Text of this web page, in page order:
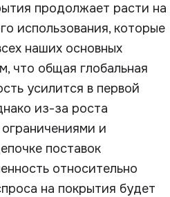
продолжает расти на
использования, которые
наших основных
что общая глобальная
усилится в первой
из-за роста
и
поставок
относительно
на покрытия будет